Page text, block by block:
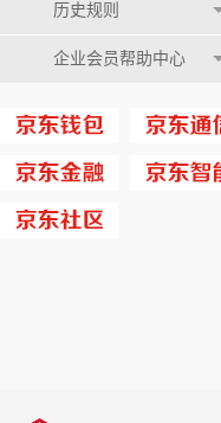
历史规则
企业会员帮助中心